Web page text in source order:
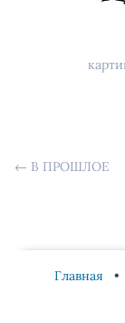
← В ПРОШЛОЕ
Главная